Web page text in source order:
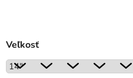
Veľkosť